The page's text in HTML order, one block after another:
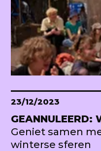
23/12/2023
Geniet samen
winterse sferen